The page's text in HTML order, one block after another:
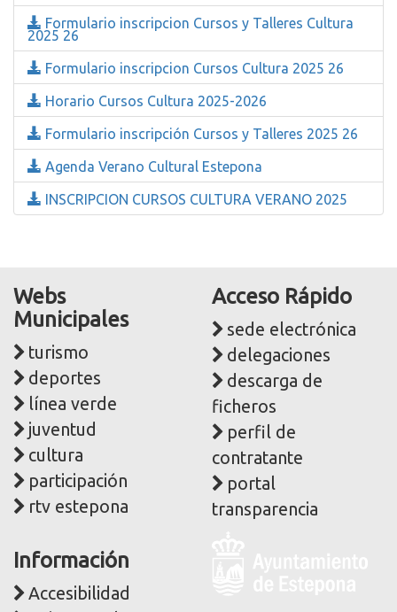
Formulario inscripcion Cursos y Talleres Cultura
2025 26
Formulario inscripcion Cursos Cultura 2025 26
Horario Cursos Cultura 2025-2026
Formulario inscripción Cursos y Talleres 2025 26
Agenda Verano Cultural Estepona
INSCRIPCION CURSOS CULTURA VERANO 2025
Webs
Municipales
turismo
deportes
línea verde
juventud
cultura
participación
rtv estepona
Acceso Rápido
sede electrónica
delegaciones
descarga de
ficheros
perfil de
contratante
portal
transparencia
Información
Accesibilidad